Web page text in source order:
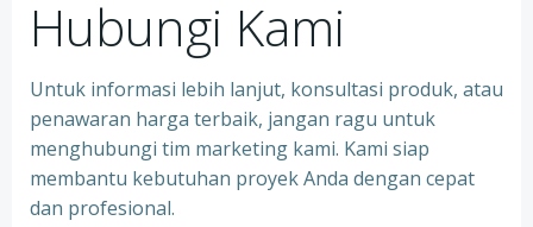
Hubungi Kami
Untuk informasi lebih lanjut, konsultasi produk, atau
penawaran harga terbaik, jangan ragu untuk
menghubungi tim marketing kami. Kami siap
membantu kebutuhan proyek Anda dengan cepat
dan profesional.